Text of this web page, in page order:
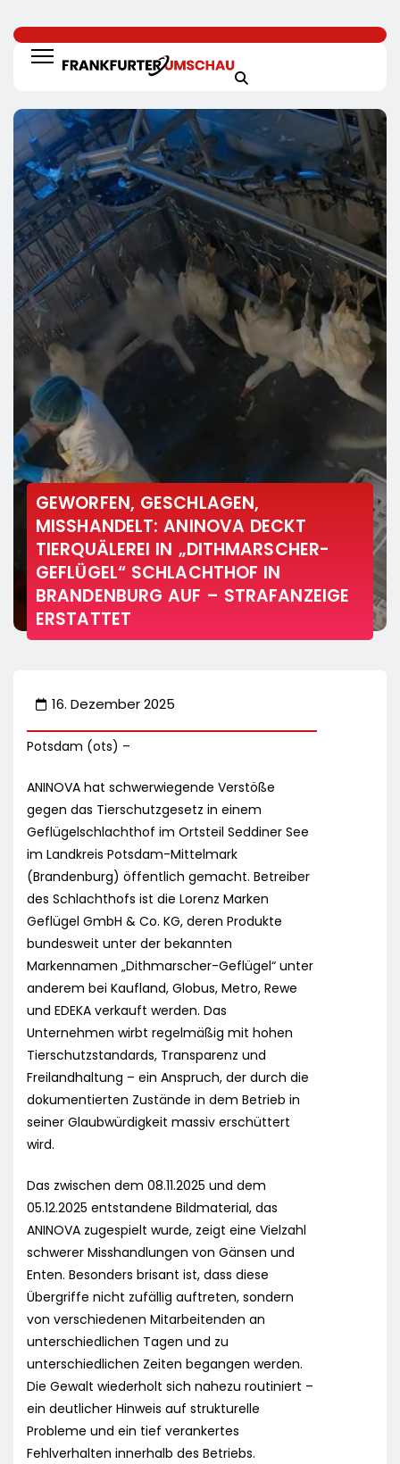
GEWORFEN, GESCHLAGEN,
MISSHANDELT: ANINOVA DECKT
TIERQUÄLEREI IN „DITHMARSCHER-
GEFLÜGEL“ SCHLACHTHOF IN
BRANDENBURG AUF – STRAFANZEIGE
ERSTATTET
16. Dezember 2025
Potsdam (ots) –
ANINOVA hat schwerwiegende Verstöße
gegen das Tierschutzgesetz in einem
Geflügelschlachthof im Ortsteil Seddiner See
im Landkreis Potsdam-Mittelmark
(Brandenburg) öffentlich gemacht. Betreiber
des Schlachthofs ist die Lorenz Marken
Geflügel GmbH & Co. KG, deren Produkte
bundesweit unter der bekannten
Markennamen „Dithmarscher-Geflügel“ unter
anderem bei Kaufland, Globus, Metro, Rewe
und EDEKA verkauft werden. Das
Unternehmen wirbt regelmäßig mit hohen
Tierschutzstandards, Transparenz und
Freilandhaltung – ein Anspruch, der durch die
dokumentierten Zustände in dem Betrieb in
seiner Glaubwürdigkeit massiv erschüttert
wird.
Das zwischen dem 08.11.2025 und dem
05.12.2025 entstandene Bildmaterial, das
ANINOVA zugespielt wurde, zeigt eine Vielzahl
schwerer Misshandlungen von Gänsen und
Enten. Besonders brisant ist, dass diese
Übergriffe nicht zufällig auftreten, sondern
von verschiedenen Mitarbeitenden an
unterschiedlichen Tagen und zu
unterschiedlichen Zeiten begangen werden.
Die Gewalt wiederholt sich nahezu routiniert –
ein deutlicher Hinweis auf strukturelle
Probleme und ein tief verankertes
Fehlverhalten innerhalb des Betriebs.